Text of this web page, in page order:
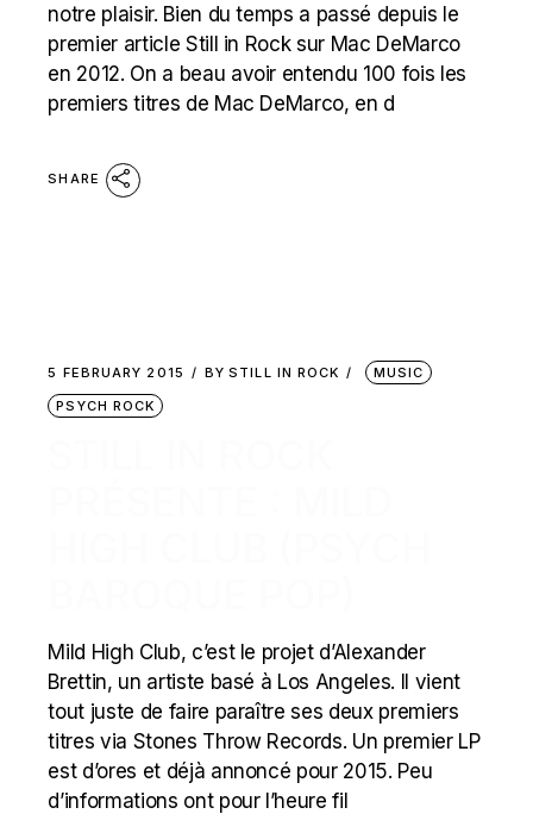
notre plaisir. Bien du temps a passé depuis le
premier article Still in Rock sur Mac DeMarco
en 2012. On a beau avoir entendu 100 fois les
premiers titres de Mac DeMarco, en d
SHARE
5 FEBRUARY 2015 BY STILL IN ROCK
MUSIC
PSYCH ROCK
Mild High Club, c’est le projet d’Alexander
Brettin, un artiste basé à Los Angeles. Il vient
tout juste de faire paraître ses deux premiers
titres via Stones Throw Records. Un premier LP
est d’ores et déjà annoncé pour 2015. Peu
d’informations ont pour l’heure fil